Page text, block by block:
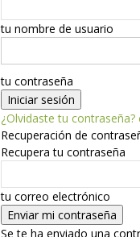
tu nombre de usuario
tu contraseña
¿Olvidaste tu contraseña?
Recuperación de
Recupera tu contraseña
tu correo electrónico
Se te ha enviado una